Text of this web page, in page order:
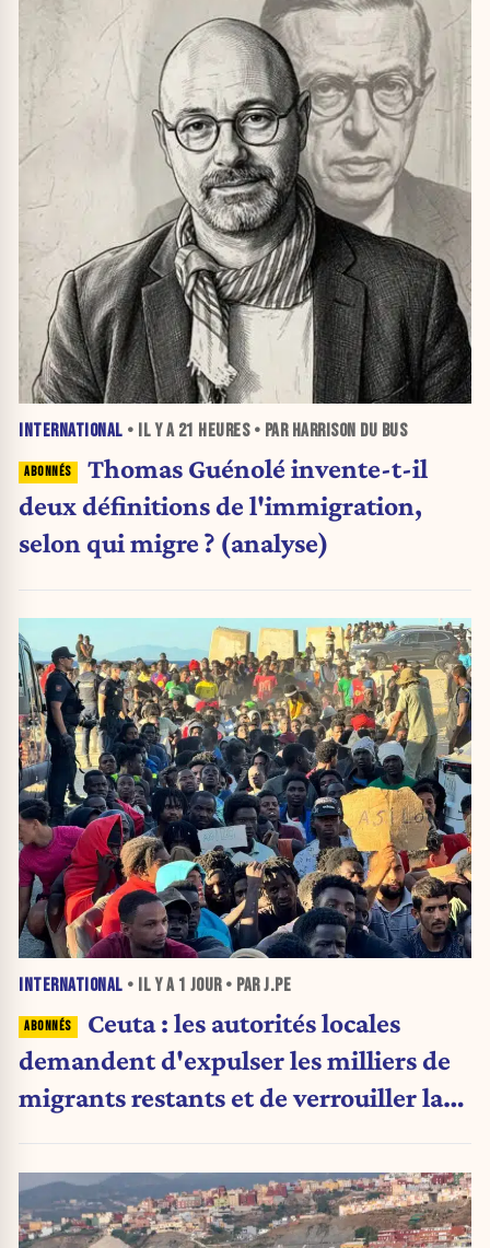
INTERNATIONAL • IL Y A 21 HEURES• PAR HARRISON DU BUS
Thomas Guénolé invente-t-il
deux définitions de l'immigration,
selon qui migre ? (analyse)
INTERNATIONAL • IL Y A 1 JOUR• PAR J.PE
Ceuta : les autorités locales
demandent d'expulser les milliers de
migrants restants et de verrouiller la